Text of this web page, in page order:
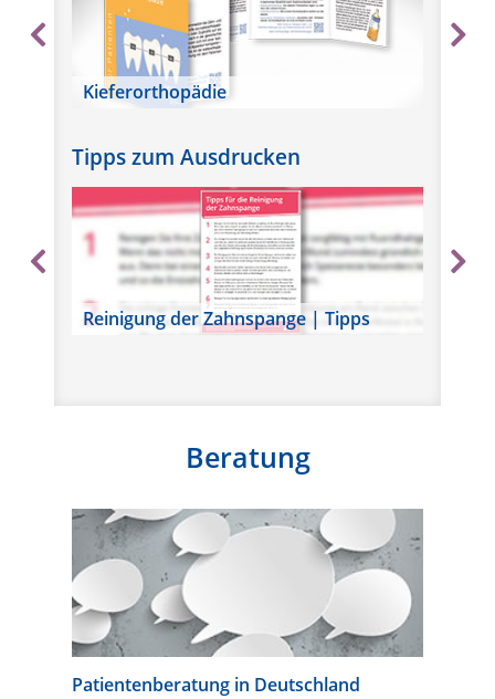
Kieferorthopädie
Tipps zum Ausdrucken
Reinigung der Zahnspange | Tipps
Beratung
Patientenberatung in Deutschland